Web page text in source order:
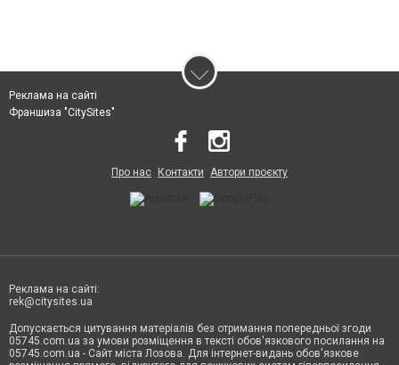
Реклама на сайті
Франшиза "CitySites"
Про нас Контакти Автори проєкту
Реклама на сайті:
rek@citysites.ua
Допускається цитування матеріалів без отримання попередньої згоди
05745.com.ua за умови розміщення в тексті обов'язкового посилання на
05745.com.ua - Сайт міста Лозова. Для інтернет-видань обов'язкове